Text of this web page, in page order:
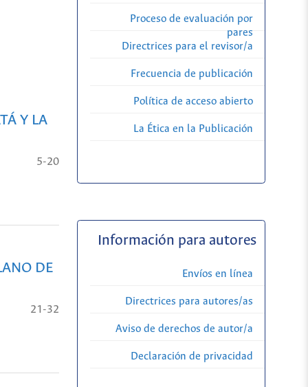
Y LA
5-20
DE
21-32
Proceso de evaluación por
pares
Directrices para el revisor/a
Frecuencia de publicación
Política de acceso abierto
La Ética en la Publicación
Información para autores
Envíos en línea
Directrices para autores/as
Aviso de derechos de autor/a
Declaración de privacidad